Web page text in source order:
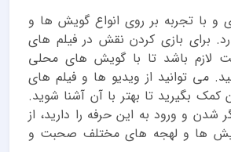
و با تجربه بر روی انواع گویش ها و
برای بازی کردن نقش در فیلم های
لازم باشد تا با گویش های محلی
می توانید از ویدیو ها و فیلم های
بگیرید تا بهتر با آن آشنا شوید.
شدن و ورود به این حرفه را دارید، از
ها و لهجه های مختلف صحبت و